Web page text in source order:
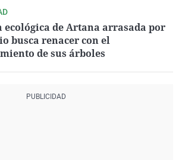
ecológica de Artana arrasada por
busca renacer con el
de sus árboles